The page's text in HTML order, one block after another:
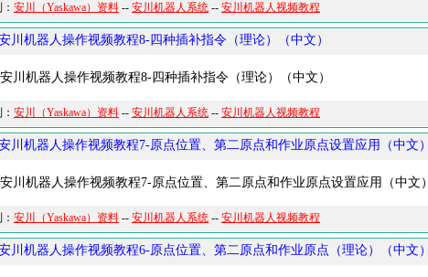
安川（Yaskawa）资料 -- 安川机器人系统 -- 安川机器人视频教程
川机器人操作视频教程8-四种插补指令（理论）（中文）
川机器人操作视频教程8-四种插补指令（理论）（中文）
安川（Yaskawa）资料 -- 安川机器人系统 -- 安川机器人视频教程
川机器人操作视频教程7-原点位置、第二原点和作业原点设置应用（中文）
川机器人操作视频教程7-原点位置、第二原点和作业原点设置应用（中文）
安川（Yaskawa）资料 -- 安川机器人系统 -- 安川机器人视频教程
川机器人操作视频教程6-原点位置、第二原点和作业原点（理论）（中文）